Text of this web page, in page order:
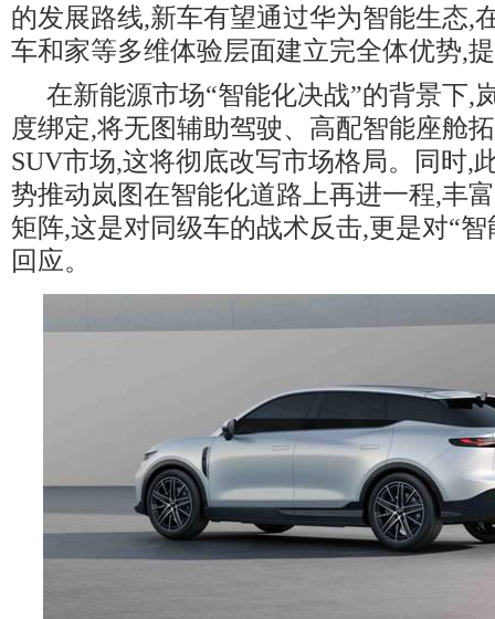
的发展路线,新车有望通过华为智能生态,
车和家等多维体验层面建立完全体优势,
在新能源市场“智能化决战”的背景下,
度绑定,将无图辅助驾驶、高配智能座舱
SUV市场,这将彻底改写市场格局。同时,
势推动岚图在智能化道路上再进一程,丰
矩阵,这是对同级车的战术反击,更是对“
回应。